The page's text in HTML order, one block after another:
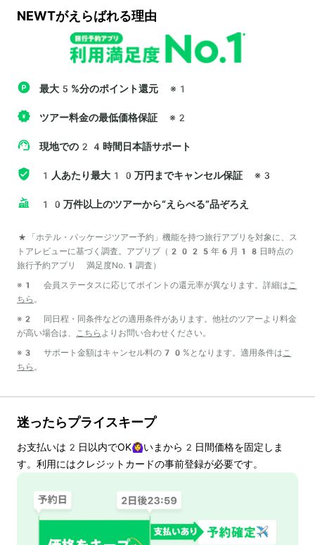
NEWTがえらばれる理由
最大5%分のポイント還元 ※1
ツアー料金の最低価格保証 ※2
現地での24時間日本語サポート
1人あたり最大10万円までキャンセル保証 ※3
10万件以上のツアーから“えらべる”品ぞろえ
*「ホテル・パッケージツアー予約」機能を持つ旅行アプリを対象に、ス
トアレビューに基づく調査。アプリブ（2025年6月18日時点の
旅行予約アプリ 満足度No.1調査）
※1 会員ステータスに応じてポイントの還元率が異なります。詳細は こ
ちら 。
※2 同日程・同条件などの適用条件があります。他社のツアーより料金
が高い場合は、
こちら よりお問い合わせください。
※3 サポート金額はキャンセル料の70%となります。適用条件は こ
ちら 。
迷ったらプライスキープ
お支払いは 2 日以内でOK🙆‍♀️いまから 2 日間価格を固定しま
す。利用にはクレジットカードの事前登録が必要です。